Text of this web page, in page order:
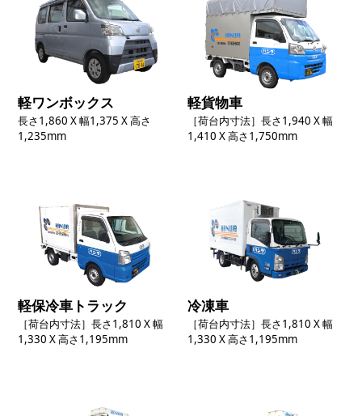
軽ワンボックス
長さ1,860 X 幅1,375 X 高さ
1,235mm
軽貨物車
［荷台内寸法］長さ1,940 X 幅
1,410 X 高さ1,750mm
軽保冷車トラック
［荷台内寸法］長さ1,810 X 幅
1,330 X 高さ1,195mm
冷凍車
［荷台内寸法］長さ1,810 X 幅
1,330 X 高さ1,195mm